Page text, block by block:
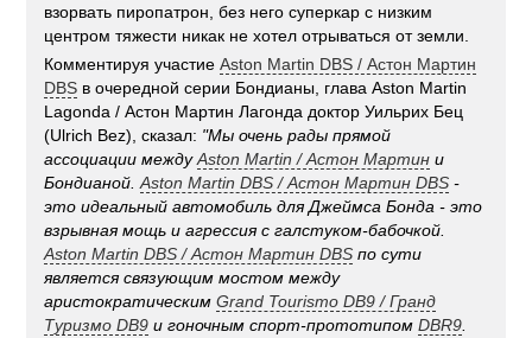
взорвать пиропатрон, без него суперкар с низким
центром тяжести никак не хотел отрываться от земли.
Комментируя участиеAston Martin DBS / Астон Мартин
DBS в очередной серии Бондианы, глава Aston Martin
Lagonda / Астон Мартин Лагонда доктор Уильрих Бец
(Ulrich Bez), сказал: "Мы очень рады прямой
ассоциации междуAston Martin / Астон Мартин и
Бондианой.Aston Martin DBS / Астон Мартин DBS -
это идеальный автомобиль для Джеймса Бонда - это
взрывная мощь и агрессия с галстуком-бабочкой.
Aston Martin DBS / Астон Мартин DBS по сути
является связующим мостом между
аристократическимGrand Tourismo DB9 / Гранд
Туризмо DB9 и гоночным спорт-прототипомDBR9